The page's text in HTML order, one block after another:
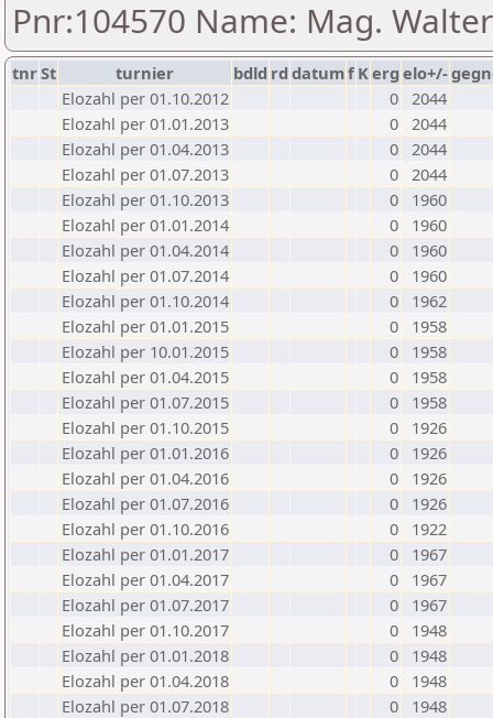
Pnr:104570 Name: Mag.
tnrSt turnier bdld rd datumf Kerg elo+/-
Elozahl per 01.10.2012
0 2044
Elozahl per 01.01.2013
0 2044
Elozahl per 01.04.2013
0 2044
Elozahl per 01.07.2013
0 2044
Elozahl per 01.10.2013
0
1960
Elozahl per 01.01.2014
0
1960
Elozahl per 01.04.2014
0
1960
Elozahl per 01.07.2014
0
1960
Elozahl per 01.10.2014
0
1962
Elozahl per 01.01.2015
0
1958
Elozahl per 10.01.2015
0
1958
Elozahl per 01.04.2015
0
1958
Elozahl per 01.07.2015
0
1958
Elozahl per 01.10.2015
0
1926
Elozahl per 01.01.2016
0
1926
Elozahl per 01.04.2016
0
1926
Elozahl per 01.07.2016
0
1926
Elozahl per 01.10.2016
0
1922
Elozahl per 01.01.2017
0
1967
Elozahl per 01.04.2017
0
1967
Elozahl per 01.07.2017
0
1967
Elozahl per 01.10.2017
0
1948
Elozahl per 01.01.2018
0
1948
Elozahl per 01.04.2018
0
1948
Elozahl per 01.07.2018
0
1948